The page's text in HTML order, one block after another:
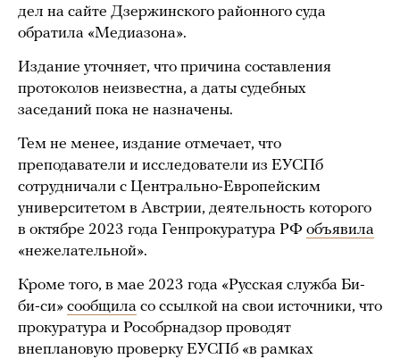
дел на сайте Дзержинского районного суда
обратила «Медиазона».
Издание уточняет, что причина составления
протоколов неизвестна, а даты судебных
заседаний пока не назначены.
Тем не менее, издание отмечает, что
преподаватели и исследователи из ЕУСПб
сотрудничали с Центрально-Европейским
университетом в Австрии, деятельность которого
в октябре 2023 года Генпрокуратура РФ объявила
«нежелательной».
Кроме того, в мае 2023 года «Русская служба Би-
би-си» сообщила со ссылкой на свои источники, что
прокуратура и Рособрнадзор проводят
внеплановую проверку ЕУСПб «в рамках